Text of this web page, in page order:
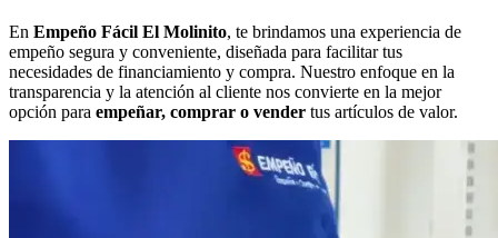
En Empeño Fácil El Molinito, te brindamos una experiencia de
empeño segura y conveniente, diseñada para facilitar tus
necesidades de financiamiento y compra. Nuestro enfoque en la
transparencia y la atención al cliente nos convierte en la mejor
opción para empeñar, comprar o vender tus artículos de valor.